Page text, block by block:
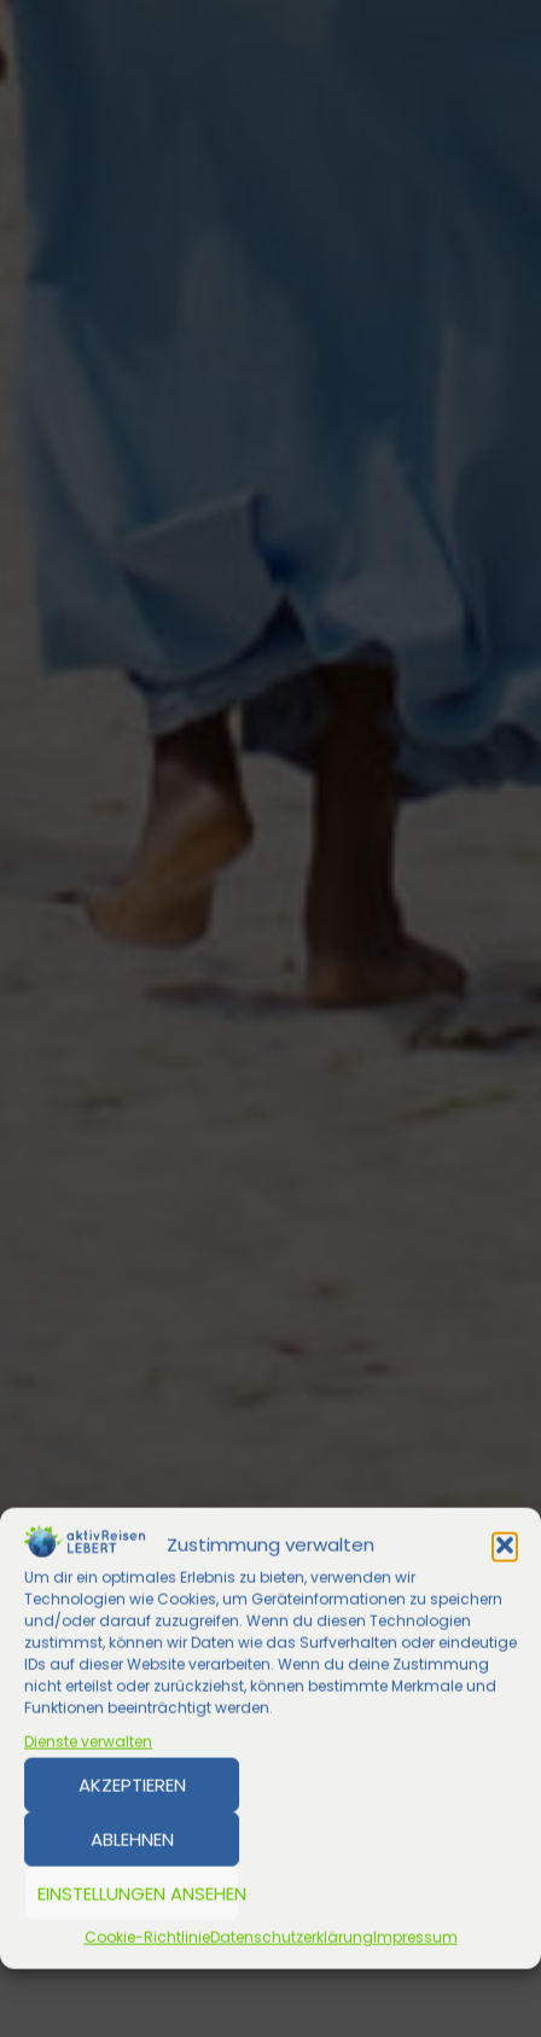
Zustimmung verwalten
Um dir ein optimales Erlebnis zu bieten, verwenden wir
Technologien wie Cookies, um Geräteinformationen zu speichern
und/oder darauf zuzugreifen. Wenn du diesen Technologien
zustimmst, können wir Daten wie das Surfverhalten oder eindeutige
IDs auf dieser Website verarbeiten. Wenn du deine Zustimmung
nicht erteilst oder zurückziehst, können bestimmte Merkmale und
Funktionen beeinträchtigt werden.
Dienste verwalten
AKZEPTIEREN
ABLEHNEN
EINSTELLUNGEN ANSEHEN
Cookie-RichtlinieDatenschutzerklärungImpressum